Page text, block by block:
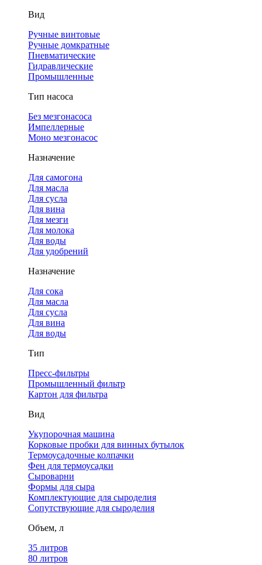
Вид
Ручные винтовые
Ручные домкратные
Пневматические
Гидравлические
Промышленные
Тип насоса
Без мезгонасоса
Импеллерные
Моно мезгонасос
Назначение
Для самогона
Для масла
Для сусла
Для вина
Для мезги
Для молока
Для воды
Для удобрений
Назначение
Для сока
Для масла
Для сусла
Для вина
Для воды
Тип
Пресс-фильтры
Промышленный фильтр
Картон для фильтра
Вид
Укупорочная машина
Корковые пробки для винных бутылок
Термоусадочные колпачки
Фен для термоусадки
Сыроварни
Формы для сыра
Комплектующие для сыроделия
Сопутствующие для сыроделия
Объем, л
35 литров
80 литров